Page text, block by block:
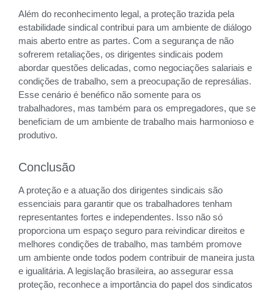
Além do reconhecimento legal, a proteção trazida pela
estabilidade sindical contribui para um ambiente de diálogo
mais aberto entre as partes. Com a segurança de não
sofrerem retaliações, os dirigentes sindicais podem
abordar questões delicadas, como negociações salariais e
condições de trabalho, sem a preocupação de represálias.
Esse cenário é benéfico não somente para os
trabalhadores, mas também para os empregadores, que se
beneficiam de um ambiente de trabalho mais harmonioso e
produtivo.
Conclusão
A proteção e a atuação dos dirigentes sindicais são
essenciais para garantir que os trabalhadores tenham
representantes fortes e independentes. Isso não só
proporciona um espaço seguro para reivindicar direitos e
melhores condições de trabalho, mas também promove
um ambiente onde todos podem contribuir de maneira justa
e igualitária. A legislação brasileira, ao assegurar essa
proteção, reconhece a importância do papel dos sindicatos